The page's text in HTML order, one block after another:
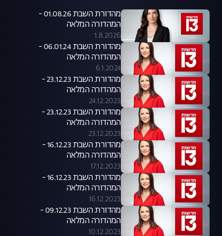
מהדורת השבת 01.08.26 -
המהדורה המלאה
1.8.2026
מהדורת השבת 06.01.24 -
המהדורה המלאה
6.1.2024
מהדורת השבת 23.12.23 -
המהדורה המלאה
24.12.2023
מהדורת השבת 23.12.23 -
המהדורה המלאה
23.12.2023
מהדורת השבת 16.12.23 -
המהדורה המלאה
17.12.2023
מהדורת השבת 16.12.23 -
המהדורה המלאה
16.12.2023
מהדורת השבת 09.12.23 -
המהדורה המלאה
10.12.2023